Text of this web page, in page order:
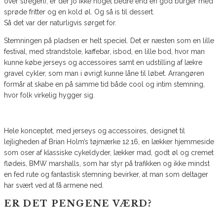
sprøde fritter og en kold øl. Og så is til dessert.
Så det var der naturligvis sørget for.
Stemningen på pladsen er helt speciel. Det er næsten som en lille
festival, med strandstole, kaffebar, isbod, en lille bod, hvor man
kunne købe jerseys og accessoires samt en udstilling af lækre
gravel cykler, som man i øvrigt kunne låne til løbet. Arrangøren
formår at skabe en på samme tid både cool og intim stemning,
hvor folk virkelig hygger sig.
Hele konceptet, med jerseys og accessoires, designet til
lejligheden af Brian Holm’s tøjmærke 12.16, en lækker hjemmeside
som oser af klassiske cykeldyder, lækker mad, godt øl og cremet
flødeis, BMW marshalls, som har styr på trafikken og ikke mindst
en fed rute og fantastisk stemning bevirker, at man som deltager
har svært ved at få armene ned.
ER DET PENGENE VÆRD?